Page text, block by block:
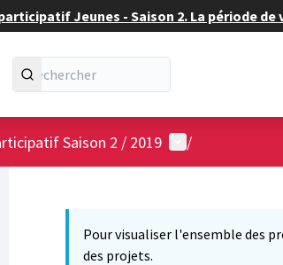
Jeunes - Saison 2. La période de
Saison 2 / 2019 Menu utilisateur
/
Pour visualiser l'ensemble des
des projets.